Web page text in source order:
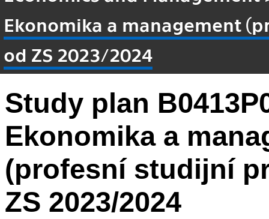
Ekonomika a management
od ZS 2023/2024
Study plan
Ekonomika a
(profesní studijní
ZS 2023/2024